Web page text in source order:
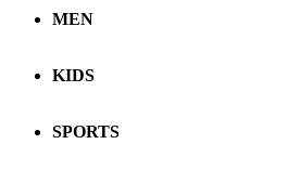
MEN
KIDS
SPORTS